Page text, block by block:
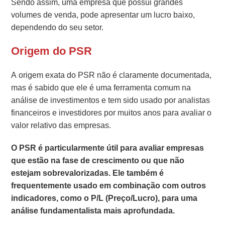
Sendo assim, uma empresa que possui grandes
volumes de venda, pode apresentar um lucro baixo,
dependendo do seu setor.
Origem do PSR
A origem exata do PSR não é claramente documentada,
mas é sabido que ele é uma ferramenta comum na
análise de investimentos e tem sido usado por analistas
financeiros e investidores por muitos anos para avaliar o
valor relativo das empresas.
O PSR é particularmente útil para avaliar empresas
que estão na fase de crescimento ou que não
estejam sobrevalorizadas. Ele também é
frequentemente usado em combinação com outros
indicadores, como o P/L (Preço/Lucro), para uma
análise fundamentalista mais aprofundada.